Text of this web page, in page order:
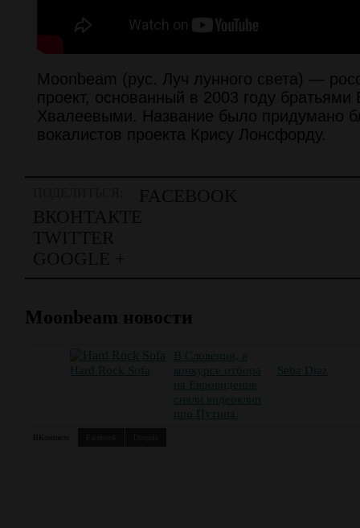
Moonbeam (рус. Луч лунного света) —
проект, основанный в 2003 году
Хвалеевыми. Название было придумано
вокалистов проекта Крису Лонсфорду.
Moonbeam новости
Hard Rock Sofa
В Словении, в
конкурсе отбора
на Евровидение
сняли видеоклип
про Путина.
Seba Diaz
ВКонтакте